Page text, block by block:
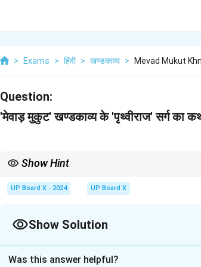
> Exams > हिंदी > खण्डकाव्य > Mevad Mukut
Question:
'मेवाड़ मुकुट' खण्डकाव्य के 'पृथ्वीराज' सर्ग का
Show Hint
भाव को अपने उत्तर में प्रमुखता दें।
UP Board X - 2024 UP Board X
Show Solution
Was this answer helpful?